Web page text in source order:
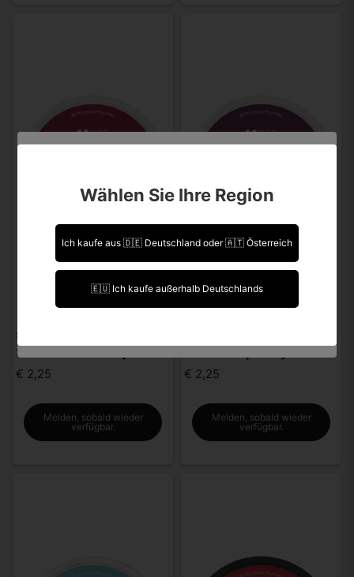
STNG
STNG Cola Cherry
€ 2,25
Melden, sobald wieder
verfügbar.
€ 2,25
Melden, sobald wieder
verfügbar.
Leider können Sie Ihre Daten nicht selbst ändern.
Ich bin über 18 Jahre alt.
Ich bin unter 18 Jahre alt.
Wählen Sie Ihre Region
Ich kaufe aus 🇩🇪 Deutschland oder 🇦🇹 Österreich
🇪🇺 Ich kaufe außerhalb Deutschlands